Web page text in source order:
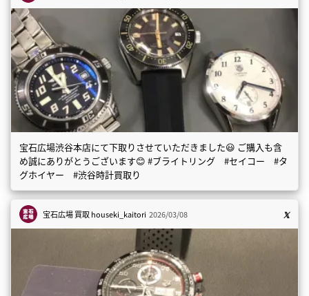
宝石広場渋谷本店にて下取りさせていただきました😃 ご購入も含
め誠にありがとうございます😊 #ブライトリング #セイコー #タ
グホイヤー #渋谷時計買取り
宝石広場 買取houseki_kaitori 2026/03/08